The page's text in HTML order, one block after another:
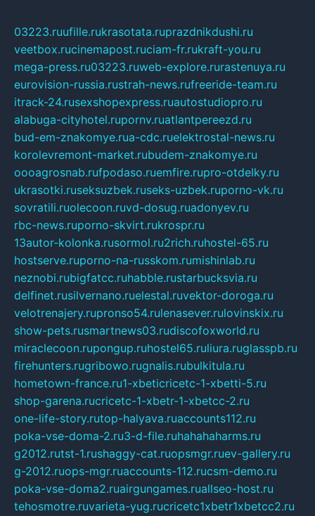
03223.ruufille.rukrasotata.ruprazdnikdushi.ru
veetbox.rucinemapost.ruciam-fr.rukraft-you.ru
mega-press.ru03223.ruweb-explore.rurastenuya.ru
eurovision-russia.rustrah-news.rufreeride-team.ru
itrack-24.rusexshopexpress.ruautostudiopro.ru
alabuga-cityhotel.rupornv.ruatlantpereezd.ru
bud-em-znakomye.rua-cdc.ruelektrostal-news.ru
korolevremont-market.rubudem-znakomye.ru
oooagrosnab.rufpodaso.ruemfire.rupro-otdelky.ru
ukrasotki.ruseksuzbek.ruseks-uzbek.ruporno-vk.ru
sovratili.ruolecoon.ruvd-dosug.ruadonyev.ru
rbc-news.ruporno-skvirt.rukrospr.ru
13autor-kolonka.rusormol.ru2rich.ruhostel-65.ru
hostserve.ruporno-na-russkom.rumishinlab.ru
neznobi.rubigfatcc.ruhabble.rustarbucksvia.ru
delfinet.rusilvernano.ruelestal.ruvektor-doroga.ru
velotrenajery.rupronso54.rulenasever.rulovinskix.ru
show-pets.rusmartnews03.rudiscofoxworld.ru
miraclecoon.rupongup.ruhostel65.ruliura.ruglasspb.ru
firehunters.rugribowo.rugnalis.rubulkitula.ru
hometown-france.ru1-xbeticricetc-1-xbetti-5.ru
shop-garena.rucricetc-1-xbetr-1-xbetcc-2.ru
one-life-story.rutop-halyava.ruaccounts112.ru
poka-vse-doma-2.ru3-d-file.ruhahahaharms.ru
g2012.rutst-1.rushaggy-cat.ruopsmgr.ruev-gallery.ru
g-2012.ruops-mgr.ruaccounts-112.rucsm-demo.ru
poka-vse-doma2.ruairgungames.ruallseo-host.ru
tehosmotre.ruvarieta-yug.rucricetc1xbetr1xbetcc2.ru